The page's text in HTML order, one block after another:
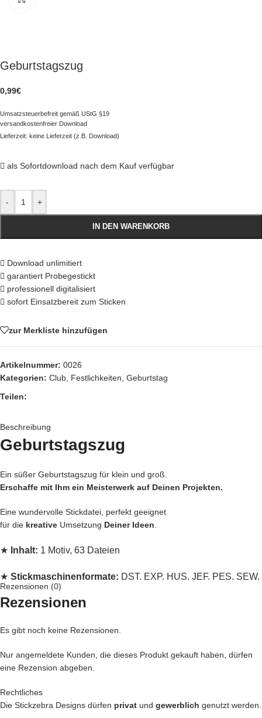
Geburtstagszug
0,99€
Umsatzsteuerbefreit gemäß UStG §19
versandkostenfreier Download
Lieferzeit: keine Lieferzeit (z.B. Download)
als Sofortdownload nach dem Kauf verfügbar
- +
IN DEN WARENKORB
Download unlimitiert
garantiert Probegestickt
professionell digitalisiert
sofort Einsatzbereit zum Sticken
zur Merkliste hinzufügen
Artikelnummer: 0026
Kategorien: Club Festlichkeiten Geburtstag
Teilen:
Beschreibung
Geburtstagszug
Ein süßer Geburtstagszug für klein und groß.
Erschaffe mit Ihm ein Meisterwerk auf Deinen Projekten.
Eine wundervolle Stickdatei, perfekt geeignet
für die kreative Umsetzung Deiner Ideen
★ Inhalt: 1 Motiv, 63 Dateien
★ Stickmaschinenformate: DST, EXP, HUS, JEF, PES, SEW,
VIP, VP3, XXX
Herzblut digitalisiert und fürherausragende Qualitätdie wir liefern,
getestet, bei uns kommen nur die
– Du kannst mit unseren Stickdateien deine
verschönern und zu einem Einzelstück machen
Rezensionen (0)
Rezensionen
Es gibt noch keine Rezensionen.
Nur angemeldete Kunden, die dieses Produkt gekauft haben, dürfen
eine Rezension abgeben.
Rechtliches
Die Stickzebra Designs dürfen privat und gewerblich genutzt werden.